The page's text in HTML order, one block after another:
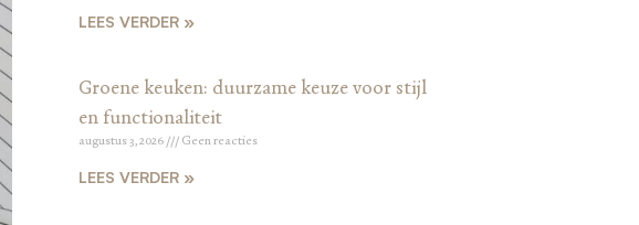
LEES VERDER »
Groene keuken: duurzame keuze voor stijl
en functionaliteit
augustus 3, 2026 Geen reacties
LEES VERDER »